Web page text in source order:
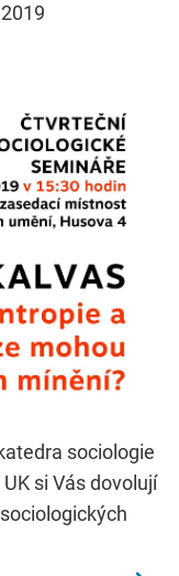
sociologie
si Vás dovolují